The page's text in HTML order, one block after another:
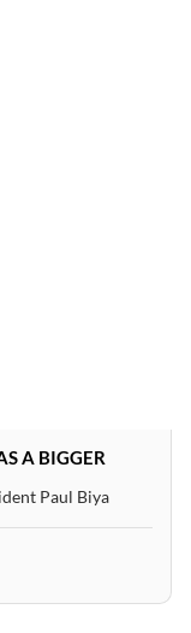
A BIGGER
Paul Biya